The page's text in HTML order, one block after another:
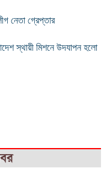
নেতা গ্রেপ্তার
স্থায়ী মিশনে উদযাপন হলো